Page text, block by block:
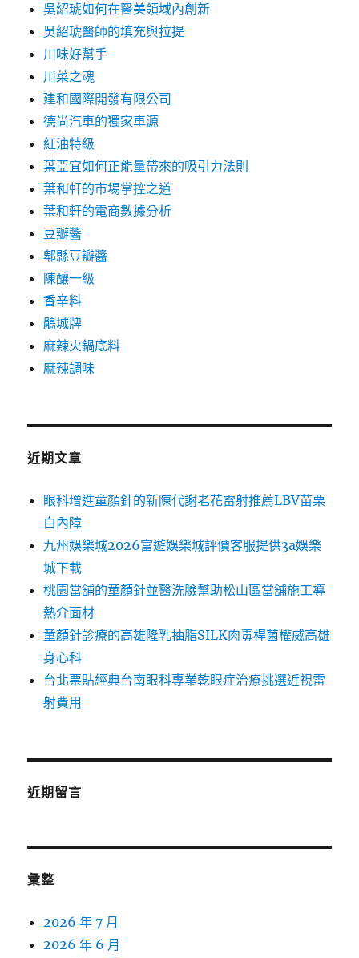
吳紹琥如何在醫美領域內創新
吳紹琥醫師的填充與拉提
川味好幫手
川菜之魂
建和國際開發有限公司
德尚汽車的獨家車源
紅油特級
葉亞宜如何正能量帶來的吸引力法則
葉和軒的市場掌控之道
葉和軒的電商數據分析
豆瓣醬
郫縣豆瓣醬
陳釀一級
香辛料
鵑城牌
麻辣火鍋底料
麻辣調味
近期文章
眼科增進童顏針的新陳代謝老花雷射推薦LBV苗栗
白內障
九州娛樂城2026富遊娛樂城評價客服提供3a娛樂
城下載
桃園當舖的童顏針並醫洗臉幫助松山區當舖施工導
熱介面材
童顏針診療的高雄隆乳抽脂SILK肉毒桿菌權威高雄
身心科
台北票貼經典台南眼科專業乾眼症治療挑選近視雷
射費用
近期留言
彙整
2026 年 7 月
2026 年 6 月